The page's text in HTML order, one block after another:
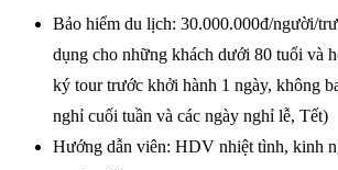
Bảo hiểm du lịch: 30.000.000đ/người/
dụng cho những khách dưới 80 tuổi và
ký tour trước khởi hành 1 ngày, không
nghỉ cuối tuần và các ngày nghỉ lễ, Tết)
Hướng dẫn viên: HDV nhiệt tình, kinh